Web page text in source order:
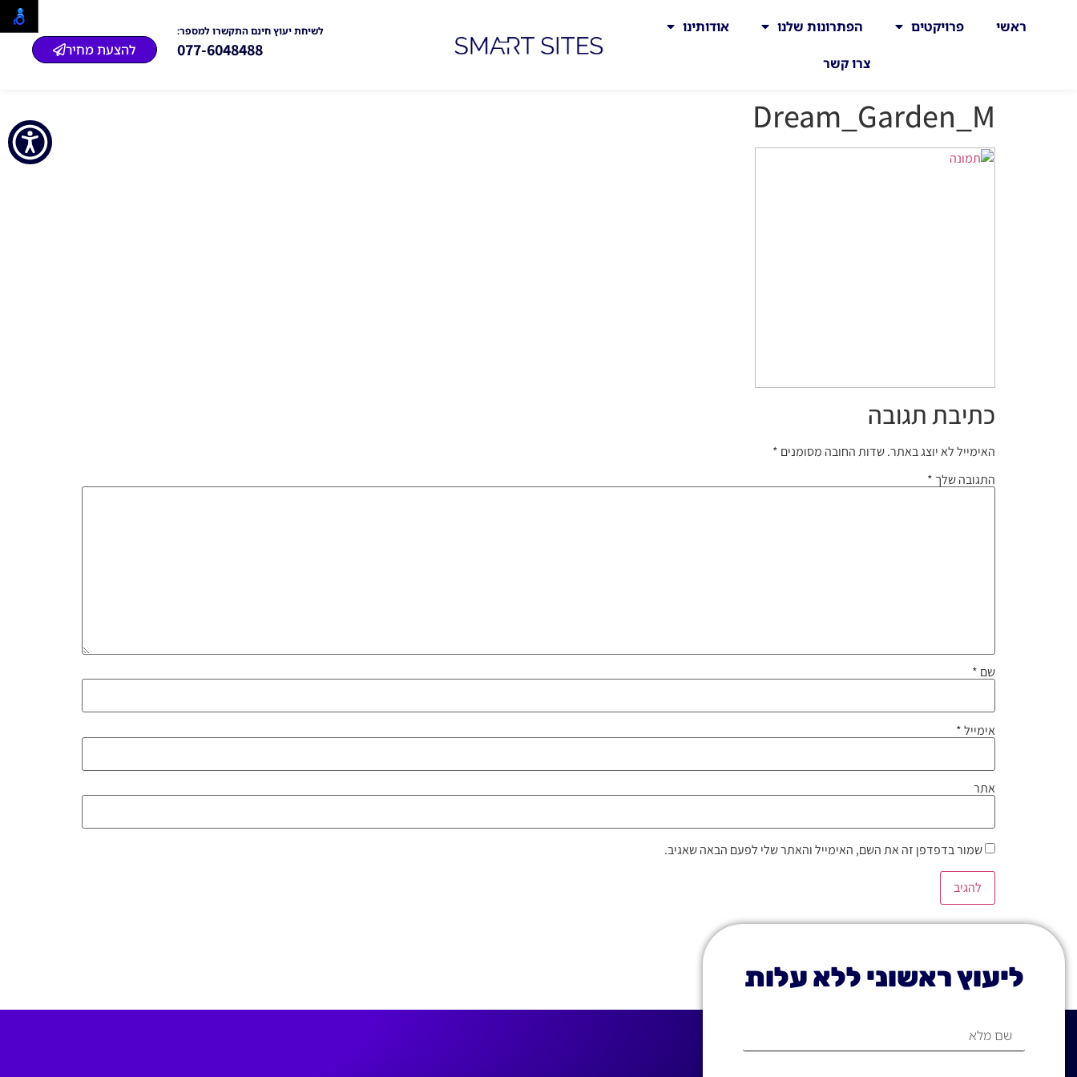
ראשי פרויקטים הפתרונות שלנו אודותינו
צרו קשר
לשיחת יעוץ חינם התקשרו למספר:
077-6048488 להצעת מחיר
Dream_Garden_M
כתיבת תגובה
האימייל לא יוצג באתר.שדות החובה מסומנים *
התגובה שלך *
שם *
אימייל*
אתר
שמור בדפדפן זה את השם, האימייל והאתר שלי לפעם הבאה שאגיב.
ליעוץ ראשוני ללא עלות